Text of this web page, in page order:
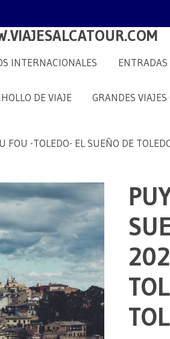
INTERNACIONALES ENTRADAS
DE VIAJE GRANDES
FOU -TOLEDO- EL SUEÑO DE